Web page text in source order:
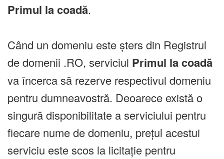
Primul la coadă.
Când un domeniu este șters din Registrul
de domenii .RO, serviciul Primul la coadă
va încerca să rezerve respectivul domeniu
pentru dumneavostră. Deoarece există o
singură disponibilitate a serviciului pentru
fiecare nume de domeniu, prețul acestui
serviciu este scos la licitație pentru